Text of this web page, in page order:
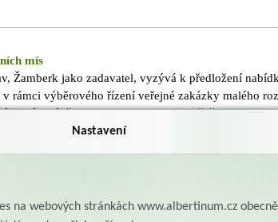
mís
Žamberk jako zadavatel, vyzývá k předložení
rámci výběrového řízení veřejné zakázky malého
mís"Výběr dodavatele bude uskutečněn formou
on-line výběrové řízení.Přihláška a návod k zadání
Nastavení
na webových stránkách www.albertinum.cz